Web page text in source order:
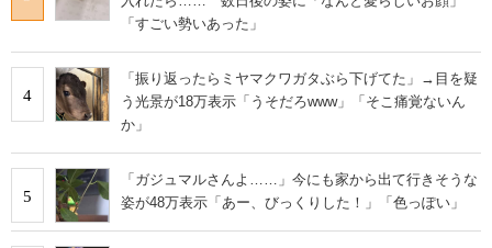
「すごい勢いあった」
4
「振り返ったらミヤマクワガタぶら下げてた」→目を疑
う光景が18万表示「うそだろwww」「そこ痛覚ないん
か」
5
「ガジュマルさんよ……」今にも家から出て行きそうな
姿が48万表示「あー、びっくりした！」「色っぽい」